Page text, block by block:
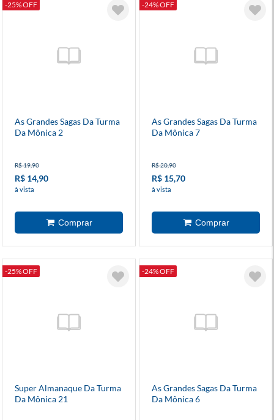
-25% OFF
As Grandes Sagas Da Turma
Da Mônica 2
R$ 19,90
R$ 14,90
à vista
-24% OFF
As Grandes Sagas Da Turma
Da Mônica 7
R$ 20,90
R$ 15,70
à vista
-25% OFF
Super Almanaque Da Turma
Da Mônica 21
-24% OFF
As Grandes Sagas Da Turma
Da Mônica 6